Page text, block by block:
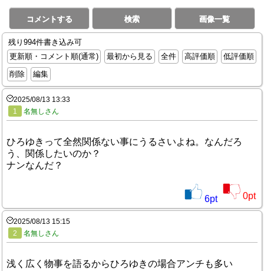
コメントする 検索 画像一覧
残り994件書き込み可
更新順・コメント順(通常)
最初から見る 全件 高評価順
低評価順
削除
編集
2025/08/13 13:33
1
名無しさん
ひろゆきって全然関係ない事にうるさいよね。なんだろ
う、関係したいのか？
ナンなんだ？
6pt 0pt
2025/08/13 15:15
2
名無しさん
浅く広く物事を語るからひろゆきの場合アンチも多い